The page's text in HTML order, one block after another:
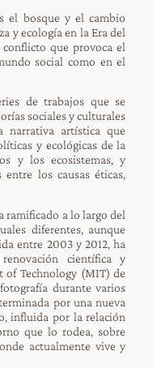
el bosque y el cambio
y ecología en la Era del
que provoca el
social como en el
de trabajos que se
sociales y culturales
narrativa artística que
y ecológicas de la
y los ecosistemas, y
los causas éticas,
ramificado a lo largo del
diferentes, aunque
entre 2003 y 2012, ha
científica y
of Technology (MIT) de
durante varios
por una nueva
influida por la relación
que lo rodea, sobre
actualmente vive y